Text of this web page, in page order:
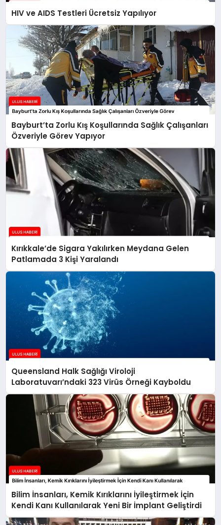
HIV ve AIDS Testleri Ücretsiz Yapılıyor
Bayburt’ta Zorlu Kış Koşullarında Sağlık Çalışanları
Özveriyle Görev Yapıyor
Kırıkkale’de Sigara Yakılırken Meydana Gelen
Patlamada 3 Kişi Yaralandı
Queensland Halk Sağlığı Viroloji
Laboratuvarı’ndaki 323 Virüs Örneği Kayboldu
Bilim İnsanları, Kemik Kırıklarını İyileştirmek İçin
Kendi Kanı Kullanılarak Yeni Bir İmplant Geliştirdi